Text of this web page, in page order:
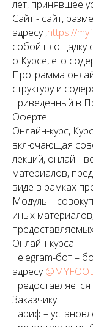
лет, принявшее
Сайт - сайт,
адресу ,https://
собой площадку
о Курсе, его
Программа
структуру и
приведенный в
Оферте.
Онлайн-курс,
включающая
лекций, онлайн-
материалов,
виде в рамках
Модуль –
иных
Онлайн-курса.
Telegram-бот –
адресу
Заказчику.
Тариф –